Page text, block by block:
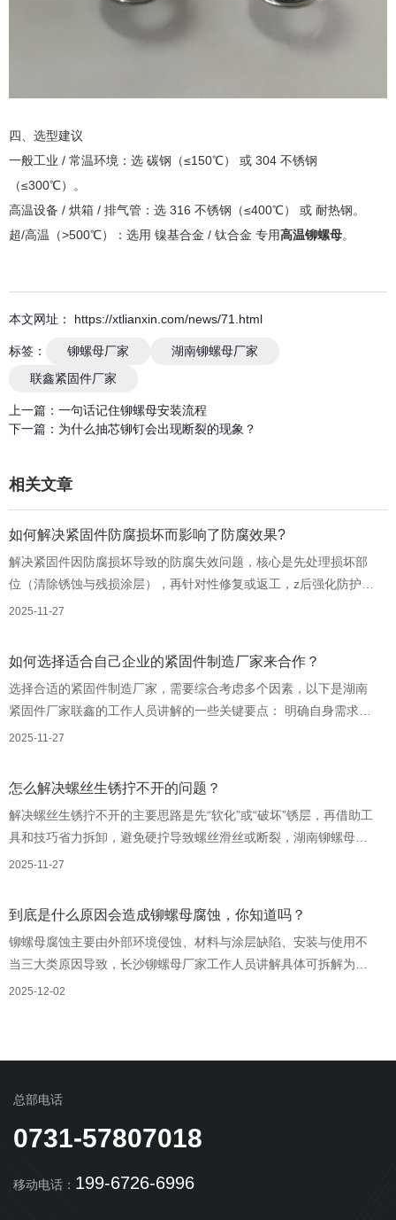
四、选型建议
一般工业 / 常温环境：选 碳钢（≤150℃） 或 304 不锈钢
（≤300℃）。
高温设备 / 烘箱 / 排气管：选 316 不锈钢（≤400℃） 或 耐热钢。
超/高温（>500℃）：选用 镍基合金 / 钛合金 专用高温铆螺母。
本文网址： https://xtlianxin.com/news/71.html
标签： 铆螺母厂家
湖南铆螺母厂家
联鑫紧固件厂家
上一篇： 一句话记住铆螺母安装流程
下一篇： 为什么抽芯铆钉会出现断裂的现象？
相关文章
如何解决紧固件防腐损坏而影响了防腐效果?
解决紧固件因防腐损坏导致的防腐失效问题，核心是先处理损坏部
位（清除锈蚀与残损涂层），再针对性修复或返工，z后强化防护验
证，确保恢复甚至提升防腐能力。以下是湖南铆螺母厂家工作人员
效快。
2025-11-27
如何选择适合自己企业的紧固件制造厂家来合作？
选择合适的紧固件制造厂家，需要综合考虑多个因素，以下是湖南
紧固件厂家联鑫的工作人员讲解的一些关键要点： 明确自身需求：
首先要清楚自己所需紧固件的类型、规格、数量以及应用场景。例
2025-11-27
怎么解决螺丝生锈拧不开的问题？
解决螺丝生锈拧不开的主要思路是先“软化”或“破坏”锈层，再借助工
具和技巧省力拆卸，避免硬拧导致螺丝滑丝或断裂，湖南铆螺母厂
家工作人员讲解具体可按“轻度生锈→中度生锈→重度生锈”分场景操
无需暴力操作。
2025-11-27
到底是什么原因会造成铆螺母腐蚀，你知道吗？
铆螺母腐蚀主要由外部环境侵蚀、材料与涂层缺陷、安装与使用不
当三大类原因导致，长沙铆螺母厂家工作人员讲解具体可拆解为以
下几类核心因素。 一、外部环境：腐蚀的“直接诱因” 环境
2025-12-02
总部电话
0731-57807018
移动电话： 199-6726-6996